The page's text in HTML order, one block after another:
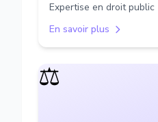
Expertise en droit public
En savoir plus
⚖️